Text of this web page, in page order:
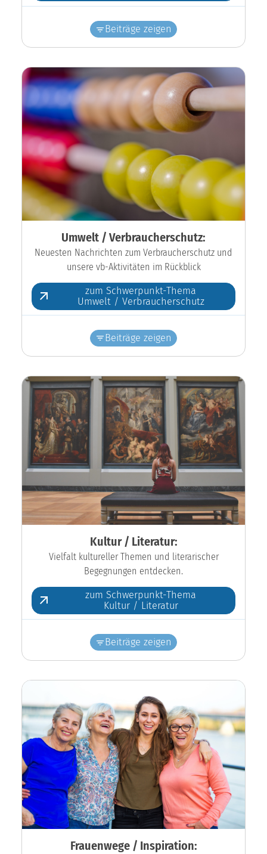
Beiträge zeigen
Umwelt / Verbraucherschutz:
Neuesten Nachrichten zum Verbraucherschutz und
unsere vb-Aktivitäten im Rückblick
zum Schwerpunkt-Thema
Umwelt / Verbraucherschutz
Beiträge zeigen
Kultur / Literatur:
Vielfalt kultureller Themen und literarischer
Begegnungen entdecken.
zum Schwerpunkt-Thema
Kultur / Literatur
Beiträge zeigen
Frauenwege / Inspiration: